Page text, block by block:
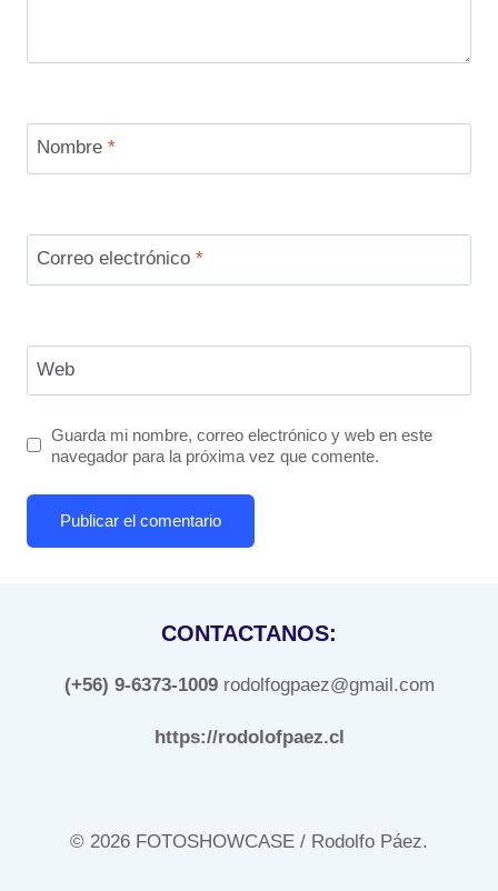
Nombre *
Correo electrónico *
Web
Guarda mi nombre, correo electrónico y web en este
navegador para la próxima vez que comente.
CONTACTANOS:
(+56) 9-6373-1009rodolfogpaez@gmail.com
https://rodolofpaez.cl
© 2026 FOTOSHOWCASE / Rodolfo Páez.